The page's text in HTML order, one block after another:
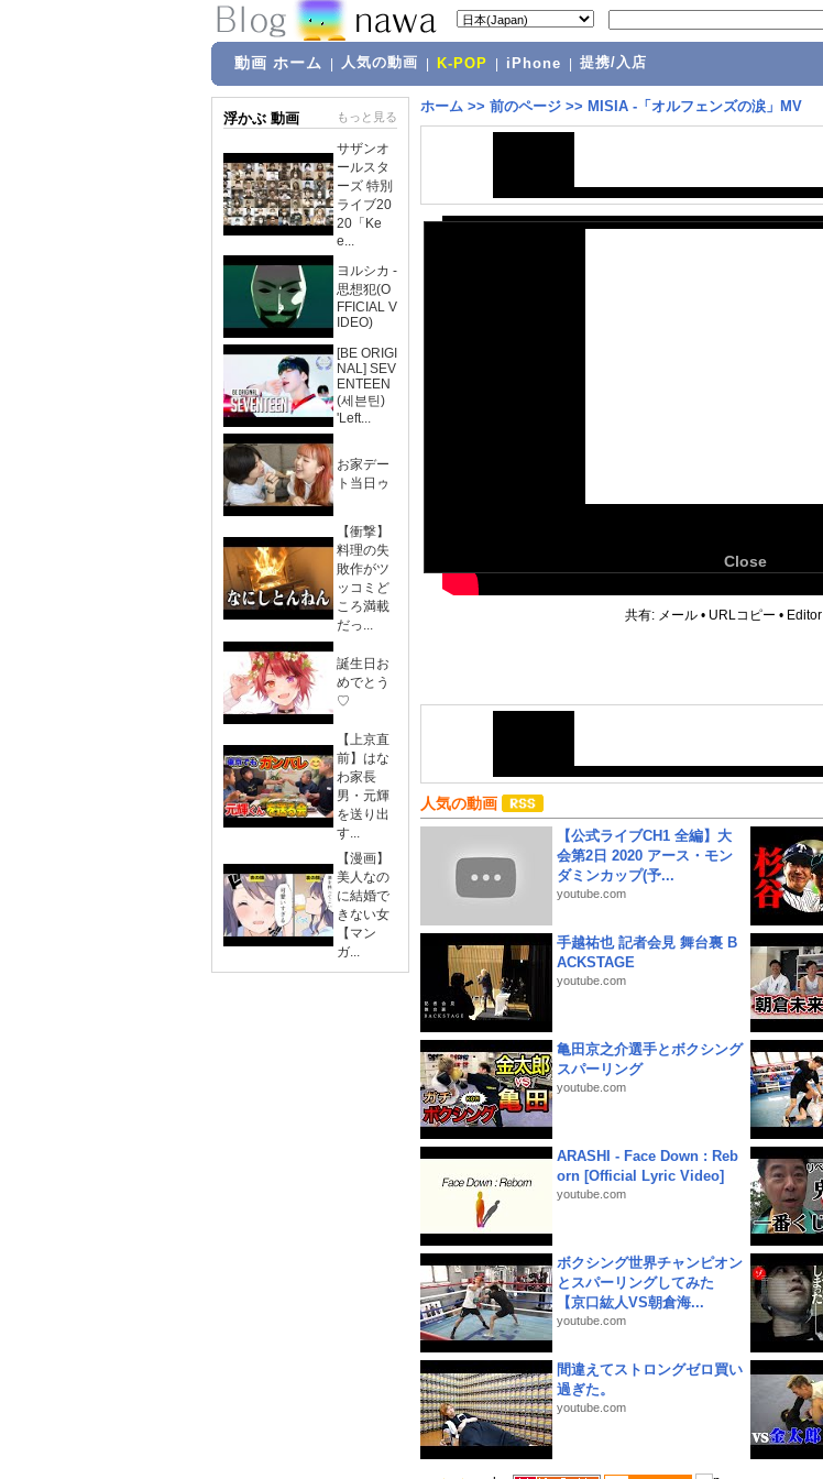
動画 ホーム 人気の動画 K-POP iPhone 提携/入店
浮かぶ 動画 もっと見る
サザンオ
ールスタ
ーズ 特別
ライブ20
20「Ke
e...
ヨルシカ -
思想犯(O
FFICIAL V
IDEO)
[BE ORIGI
NAL] SEV
ENTEEN
(세븐틴)
'Left...
お家デー
ト当日ゥ
【衝撃】
料理の失
敗作がツ
ッコミど
ころ満載
だっ...
誕生日お
めでとう
♡
【上京直
前】はな
わ家長
男・元輝
を送り出
す...
【漫画】
美人なの
に結婚で
きない女
【マン
ガ...
ホーム >> 前のページ >> MISIA -「オルフェンズの涙」MV
Close
共有: メール • URLコピー • Editor
人気の動画
【公式ライブCH1 全編】大
会第2日 2020 アース・モン
ダミンカップ(予...
youtube.com
手越祐也 記者会見 舞台裏 B
ACKSTAGE
youtube.com
亀田京之介選手とボクシング
スパーリング
youtube.com
ARASHI - Face Down : Reb
orn [Official Lyric Video]
youtube.com
ボクシング世界チャンピオン
とスパーリングしてみた
【京口紘人VS朝倉海...
youtube.com
間違えてストロングゼロ買い
過ぎた。
youtube.com